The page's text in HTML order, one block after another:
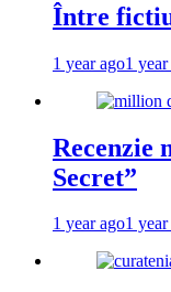
Între
1 year ago1
Recenzie
Secret”
1 year ago1